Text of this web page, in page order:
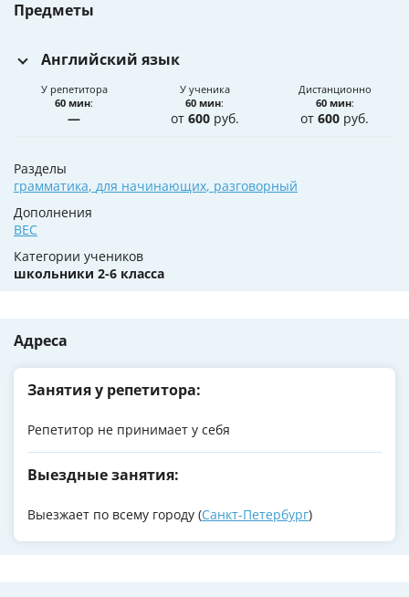
Предметы
Английский язык
У репетитора
60 мин:
—
У ученика
60 мин:
от 600руб.
Дистанционно
60 мин:
от600 руб.
Разделы
грамматика, для начинающих, разговорный
Дополнения
BEC
Категории учеников
школьники 2-6 класса
Адреса
Занятия у репетитора:
Репетитор не принимает у себя
Выездные занятия:
Выезжает по всему городу (Санкт-Петербург)